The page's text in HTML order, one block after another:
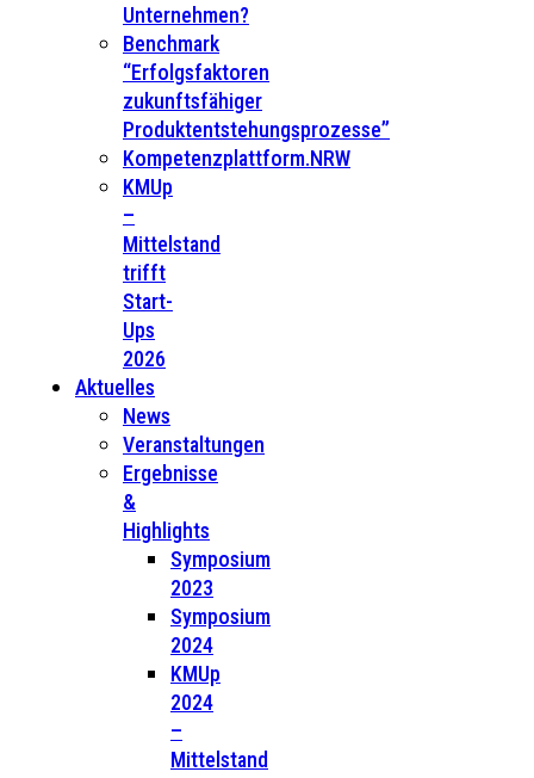
Unternehmen?
Benchmark
“Erfolgsfaktoren
zukunftsfähiger
Produktentstehungsprozesse”
Kompetenzplattform.NRW
KMUp
–
Mittelstand
trifft
Start-
Ups
2026
Aktuelles
News
Veranstaltungen
Ergebnisse
&
Highlights
Symposium
2023
Symposium
2024
KMUp
2024
–
Mittelstand